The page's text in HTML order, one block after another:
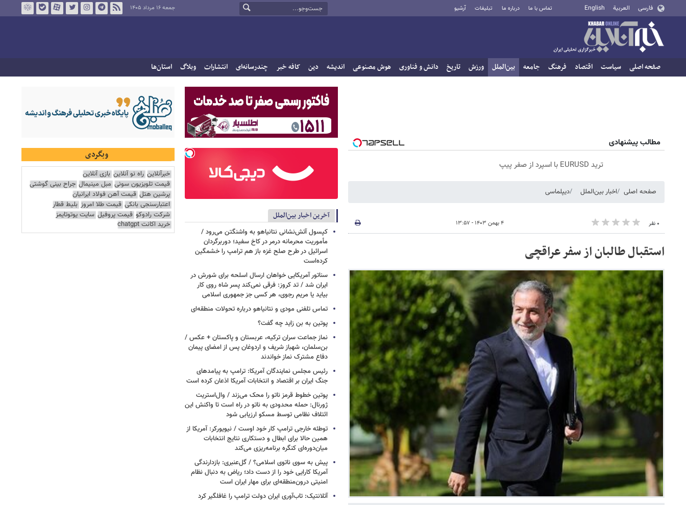
فارسی العربية English تماس با ما درباره ما تبلیغات آرشیو جمعه ۱۶ مرداد ۱۴۰۵
صفحه اصلی سیاست اقتصاد فرهنگ جامعه بین‌الملل ورزش تاریخ دانش و فناوری هوش مصنوعی اندیشه دین کافه خبر چندرسانه‌ای انتشارات وبلاگ استان‌ها
مطالب پیشنهادی
ترید EURUSD با اسپرد از صفر پیپ
صفحه اصلی اخبار بین‌الملل دیپلماسی
۰ نفر ۴ بهمن ۱۴۰۳ - ۱۳:۵۷
استقبال طالبان از سفر عراقچی
آخرین اخبار بین‌الملل
کپسول آتش‌نشانی نتانیاهو به واشنگتن می‌رود /
مأموریت محرمانه درمر در کاخ سفید؛ دوربرگردان
اسرائیل در طرح صلح غزه باز هم ترامپ را خشمگین
کرده‌است
سناتور آمریکایی خواهان ارسال اسلحه برای شورش در
ایران شد / تد کروز: فرقی نمی‌کند پسر شاه روی کار
بیاید یا مریم رجوی، هر کسی جز جمهوری اسلامی
تماس تلفنی مودی و نتانیاهو درباره تحولات منطقه‌ای
پوتین به بن زاید چه گفت؟
نماز جماعت سران ترکیه، عربستان و پاکستان + عکس /
بن‌سلمان، شهباز شریف و اردوغان پس از امضای پیمان
دفاع مشترک نماز خواندند
رئیس مجلس نمایندگان آمریکا: ترامپ به پیامدهای
جنگ ایران بر اقتصاد و انتخابات آمریکا اذعان کرده است
پوتین خطوط قرمز ناتو را محک می‌زند / وال‌استریت
ژورنال: حمله محدودی به ناتو در راه است تا واکنش این
ائتلاف نظامی توسط مسکو ارزیابی شود
توطئه خارجی ترامپ کار خود اوست / نیویورکر: آمریکا از
همین حالا برای ابطال و دستکاری نتایج انتخابات
میان‌دوره‌ای کنگره برنامه‌ریزی می‌کند
پیش به سوی ناتوی اسلامی؟ / گل‌عنبری: بازدارندگی
آمریکا کارایی خود را از دست داد؛ ریاض به دنبال نظام
امنیتی درون‌منطقه‌ای برای مهار ایران است
آتلانتیک: تاب‌آوری ایران دولت ترامپ را غافلگیر کرد
وبگردی
خبرآنلاین راه نو آنلاین بازی آنلاین
قیمت تلویزیون سونی مبل مینیمال جراح بینی گوشتی
پرشین هتل قیمت آهن فولاد ایرانیان
اعتبارسنجی بانکی قیمت طلا امروز بلیط قطار
شرکت رادوکو قیمت پروفیل سایت یوتوتایمز
خرید اکانت chatgpt